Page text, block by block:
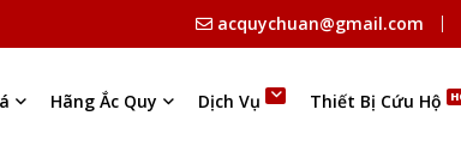
acquychuan@gmail.com
Hãng Ắc Quy Dịch Vụ Thiết Bị Cứu Hộ